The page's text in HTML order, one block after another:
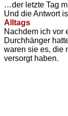
…der letzte Tag
Und die Antwort
Alltags
Nachdem ich vor
Durchhänger
waren sie es, die
versorgt haben.